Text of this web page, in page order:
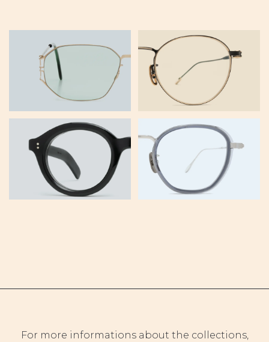
KYOTO
For more informations about the collections,